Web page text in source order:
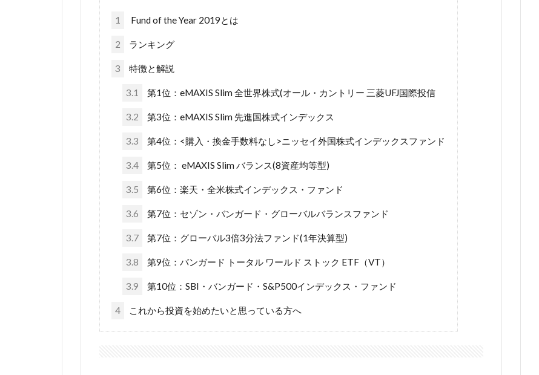
1 Fund of the Year 2019とは
2 ランキング
3 特徴と解説
3.1 第1位：eMAXIS Slim 全世界株式(オール・カントリー 三菱UFJ国際投信
3.2 第3位：eMAXIS Slim 先進国株式インデックス
3.3 第4位：<購入・換金手数料なし>ニッセイ外国株式インデックスファンド
3.4 第5位： eMAXIS Slim バランス(8資産均等型)
3.5 第6位：楽天・全米株式インデックス・ファンド
3.6 第7位：セゾン・バンガード・グローバルバランスファンド
3.7 第7位：グローバル3倍3分法ファンド(1年決算型)
3.8 第9位：バンガード トータル ワールド ストック ETF（VT）
3.9 第10位：SBI・バンガード・S&P500インデックス・ファンド
4 これから投資を始めたいと思っている方へ